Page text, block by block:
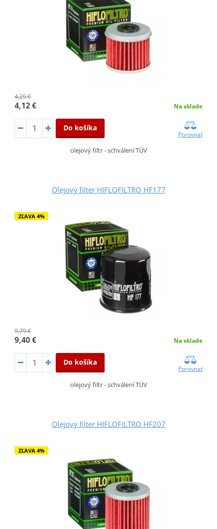
4,29 €
4,12 € Na sklade
Do košíka
Porovnať
olejový filtr - schválení TÜV
Olejový filter HIFLOFILTRO HF177
ZĽAVA 4%
9,79 €
9,40 € Na sklade
Do košíka
Porovnať
olejový filtr - schválení TÜV
Olejový filter HIFLOFILTRO HF207
ZĽAVA 4%